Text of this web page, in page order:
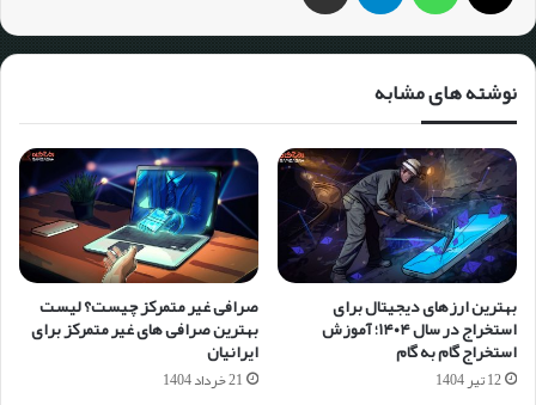
نوشته های مشابه
بهترین ارزهای دیجیتال برای
استخراج در سال ۱۴۰۴؛ آموزش
استخراج گام به گام
12 تیر 1404
صرافی غیر متمرکز چیست؟ لیست
بهترین صرافی های غیر متمرکز برای
ایرانیان
21 خرداد 1404